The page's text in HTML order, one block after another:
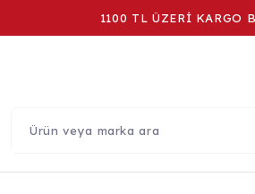
1100 TL ÜZERİ KARGO